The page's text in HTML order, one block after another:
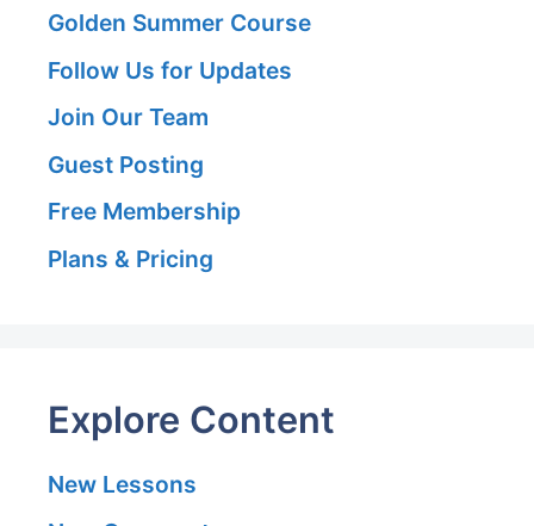
Golden Summer Course
Follow Us for Updates
Join Our Team
Guest Posting
Free Membership
Plans & Pricing
Explore Content
New Lessons